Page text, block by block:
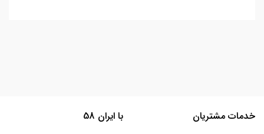
خدمات مشتریان با ایران 58